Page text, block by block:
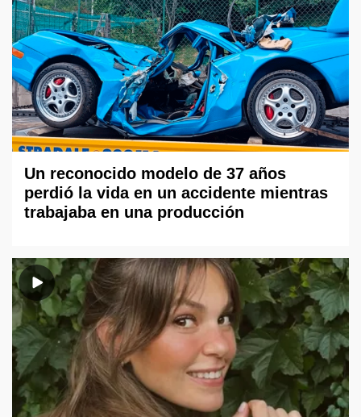
Un reconocido modelo de 37 años
perdió la vida en un accidente mientras
trabajaba en una producción